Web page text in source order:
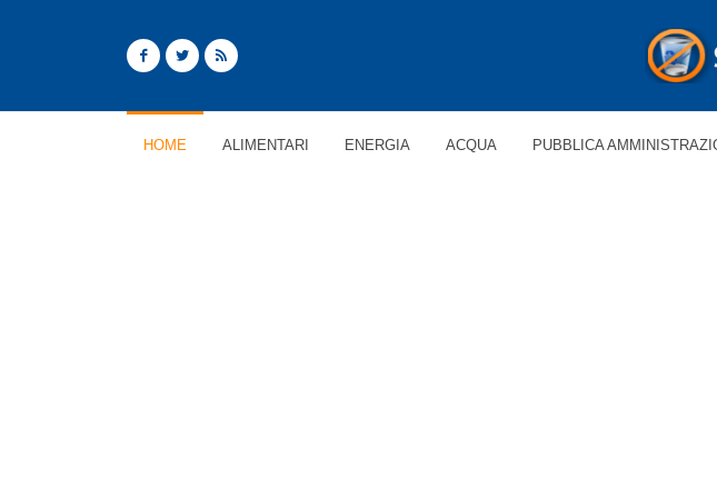
HOME ALIMENTARI ENERGIA ACQUA PUBBLICA